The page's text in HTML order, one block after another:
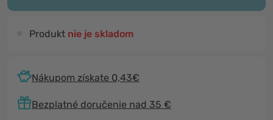
Produkt nie je skladom
Nákupom získate 0,43€
Bezplatné doručenie nad 35 €